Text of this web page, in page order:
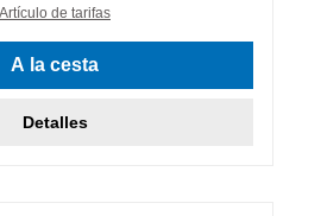
Artículo de tarifas
A la cesta
Detalles